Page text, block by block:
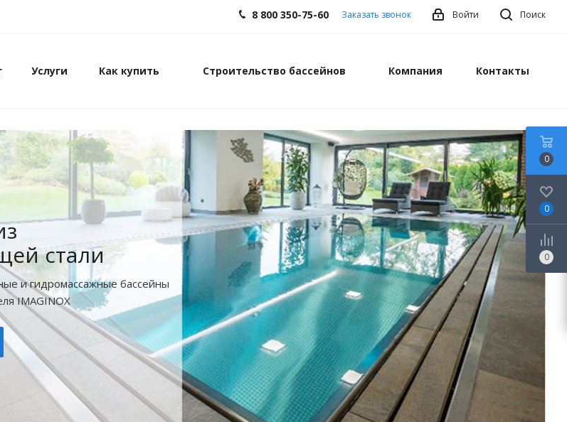
Поиск
Войти
8 800 350-75-60 Заказать звонок
Услуги Как купить Строительство бассейнов Компания Контакты
стали
и гидромассажные бассейны
IMAGINOX
0
0
0